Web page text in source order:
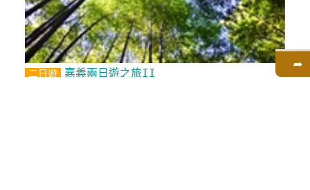
二日遊 嘉義兩日遊之旅II ➦